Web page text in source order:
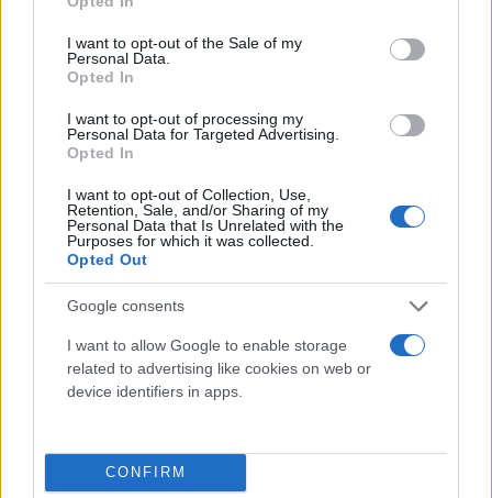
use your data for below specified purposes in below Google
consent section.
I want to opt-out of the Sale of my
Personal Data.
Opted In
I want to opt-out of processing my
Personal Data for Targeted Advertising.
Opted In
I want to opt-out of Collection, Use,
Retention, Sale, and/or Sharing of my
Personal Data that Is Unrelated with the
Purposes for which it was collected.
Opted Out
Google consents
I want to allow Google to enable storage
related to advertising like cookies on web or
device identifiers in apps.
CONFIRM
Τι λένε τα άστρα για τον Φεβρουάριο - Οι
προβλέψεις της Αθηνάς Βαγενά
Χιούμορ